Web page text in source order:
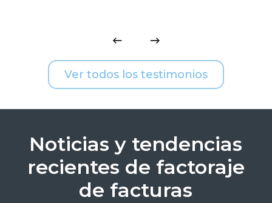
Ver todos los testimonios
Noticias y tendencias
recientes de factoraje
de facturas